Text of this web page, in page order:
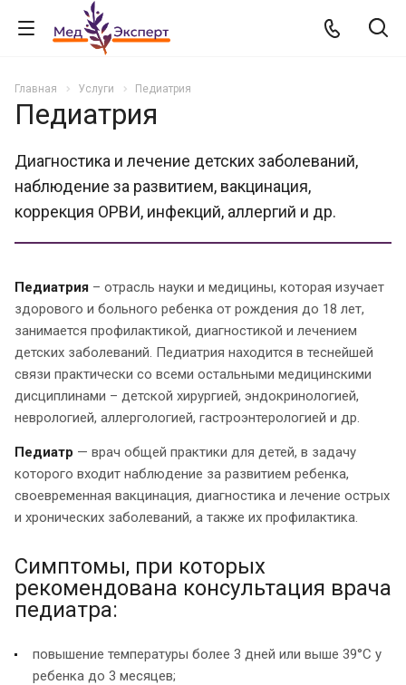
Главная Услуги Педиатрия
Педиатрия
Диагностика и лечение детских заболеваний,
наблюдение за развитием, вакцинация,
коррекция ОРВИ, инфекций, аллергий и др.
Педиатрия – отрасль науки и медицины, которая изучает
здорового и больного ребенка от рождения до 18 лет,
занимается профилактикой, диагностикой и лечением
детских заболеваний. Педиатрия находится в теснейшей
связи практически со всеми остальными медицинскими
дисциплинами – детской хирургией, эндокринологией,
неврологией, аллергологией, гастроэнтерологией и др.
Педиатр — врач общей практики для детей, в задачу
которого входит наблюдение за развитием ребенка,
своевременная вакцинация, диагностика и лечение острых
и хронических заболеваний, а также их профилактика.
Симптомы, при которых
рекомендована консультация врача
педиатра:
повышение температуры более 3 дней или выше 39°C у
ребенка до 3 месяцев;